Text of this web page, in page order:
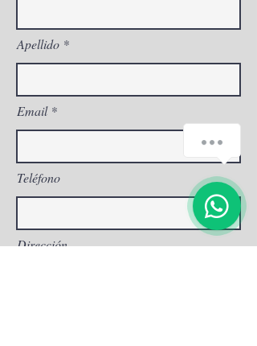
Apellido
Email
Teléfono
Dirección